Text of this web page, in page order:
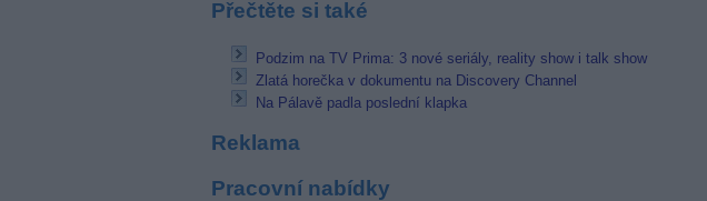
Přečtěte si také
Podzim na TV Prima: 3 nové seriály, reality show i talk show
Zlatá horečka v dokumentu na Discovery Channel
Na Pálavě padla poslední klapka
Reklama
Pracovní nabídky